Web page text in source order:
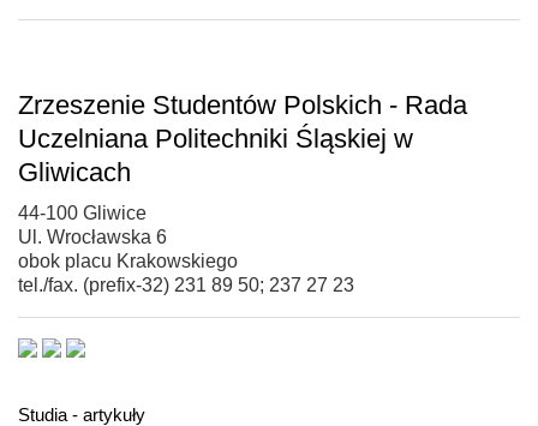
Zrzeszenie Studentów Polskich - Rada
Uczelniana Politechniki Śląskiej w
Gliwicach
44-100 Gliwice
Ul. Wrocławska 6
obok placu Krakowskiego
tel./fax. (prefix-32) 231 89 50; 237 27 23
Studia - artykuły